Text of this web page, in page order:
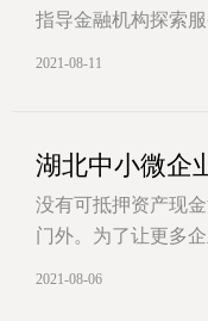
指导金融机构探索
2021-08-11
湖北中小微企
没有可抵押资产现
门外。为了让更多
2021-08-06